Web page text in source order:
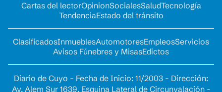
Cartas del lectorOpinionSocialesSaludTecnología
TendenciaEstado del tránsito
ClasificadosInmueblesAutomotoresEmpleosServicios
Avisos Fúnebres y MisasEdictos
Diario de Cuyo - Fecha de Inicio: 11/2003 - Dirección:
Av. Alem Sur 1639. Esquina Lateral de Circunvalación -